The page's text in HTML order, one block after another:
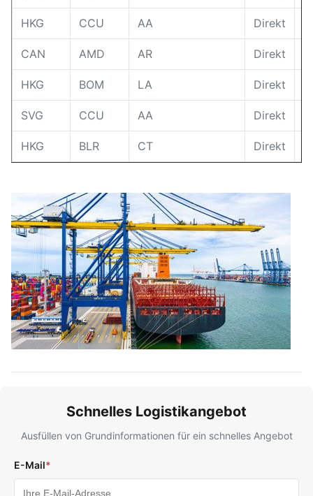
HKG CCU AA Direkt
CAN AMD AR Direkt
HKG BOM LA Direkt
SVG CCU AA Direkt
HKG BLR CT Direkt
Schnelles Logistikangebot
Ausfüllen von Grundinformationen für ein schnelles Angebot
E-Mail*